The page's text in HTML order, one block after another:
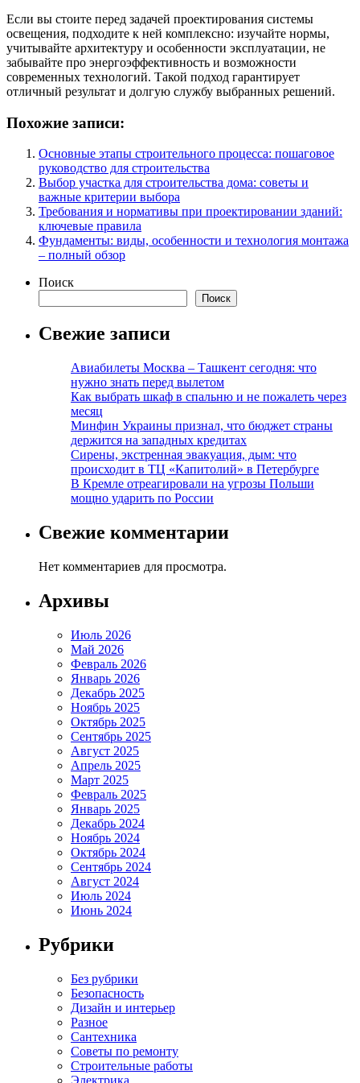
Если вы стоите перед задачей проектирования системы
освещения, подходите к ней комплексно: изучайте нормы,
учитывайте архитектуру и особенности эксплуатации, не
забывайте про энергоэффективность и возможности
современных технологий. Такой подход гарантирует
отличный результат и долгую службу выбранных решений.
Похожие записи:
Основные этапы строительного процесса: пошаговое
руководство для строительства
Выбор участка для строительства дома: советы и
важные критерии выбора
Требования и нормативы при проектировании зданий:
ключевые правила
Фундаменты: виды, особенности и технология монтажа
– полный обзор
Поиск
Поиск
Свежие записи
Авиабилеты Москва – Ташкент сегодня: что
нужно знать перед вылетом
Как выбрать шкаф в спальню и не пожалеть через
месяц
Минфин Украины признал, что бюджет страны
держится на западных кредитах
Сирены, экстренная эвакуация, дым: что
происходит в ТЦ «Капитолий» в Петербурге
В Кремле отреагировали на угрозы Польши
мощно ударить по России
Свежие комментарии
Нет комментариев для просмотра.
Архивы
Июль 2026
Май 2026
Февраль 2026
Январь 2026
Декабрь 2025
Ноябрь 2025
Октябрь 2025
Сентябрь 2025
Август 2025
Апрель 2025
Март 2025
Февраль 2025
Январь 2025
Декабрь 2024
Ноябрь 2024
Октябрь 2024
Сентябрь 2024
Август 2024
Июль 2024
Июнь 2024
Рубрики
Без рубрики
Безопасность
Дизайн и интерьер
Разное
Сантехника
Советы по ремонту
Строительные работы
Электрика